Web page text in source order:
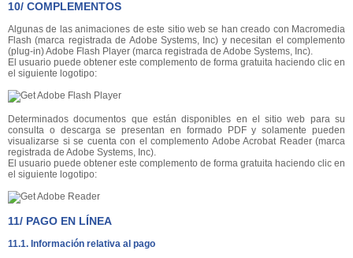
10/ COMPLEMENTOS
Algunas de las animaciones de este sitio web se han creado con Macromedia
Flash (marca registrada de Adobe Systems, Inc) y necesitan el complemento
(plug-in) Adobe Flash Player (marca registrada de Adobe Systems, Inc).
El usuario puede obtener este complemento de forma gratuita haciendo clic en
el siguiente logotipo:
Determinados documentos que están disponibles en el sitio web para su
consulta o descarga se presentan en formado PDF y solamente pueden
visualizarse si se cuenta con el complemento Adobe Acrobat Reader (marca
registrada de Adobe Systems, Inc).
El usuario puede obtener este complemento de forma gratuita haciendo clic en
el siguiente logotipo:
11/ PAGO EN LÍNEA
11.1. Información relativa al pago